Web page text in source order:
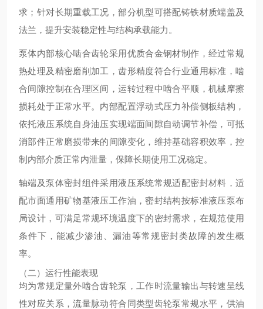
求；针对长期重载工况，部分机型可搭配铸铁材质端盖及
法兰，提升安装稳定性与结构承载能力。
泵体内部核心啮合齿轮采用优质合金钢材制作，经过常规
热处理及精密磨削加工，齿形精度符合行业通用标准，啮
合间隙控制在合理区间，运转过程中啮合平顺，机械摩擦
损耗处于正常水平。内部配置浮动式压力补偿侧板结构，
依托液压系统自身油压实现端面间隙自动调节补偿，可抵
消部件正常磨损带来的间隙变化，维持基础容积效率，控
制内部介质正常内泄量，保障长期使用工况稳定。
轴端及泵体密封组件采用液压系统常规适配密封材料，适
配市面通用矿物基液压工作油，密封结构按标准液压泵布
局设计，可满足常规环境温度下的密封需求，在规范使用
条件下，能减少渗油、漏油等常规密封类故障的发生概
率。
（二）运行性能表现
均为常规定量外啮合齿轮泵，工作时流量输出与转速呈线
性对应关系，流量脉动符合同类型齿轮泵常规水平，供油